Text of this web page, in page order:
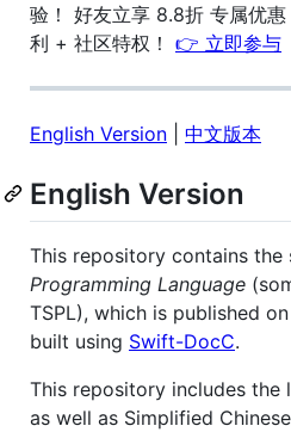
验！ 好友立享 8.8折 专属优
利 + 社区特权！ 👉 立即参与
English Version 中文版本
English Version
This repository contains the
Programming Language
TSPL), which is published on
built using Swift-DocC.
This repository includes the
as well as Simplified